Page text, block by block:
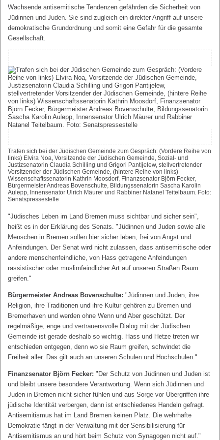
Wachsende antisemitische Tendenzen gefährden die Sicherheit von
Jüdinnen und Juden. Sie sind zugleich ein direkter Angriff auf unsere
demokratische Grundordnung und somit eine Gefahr für die gesamte
Gesellschaft.
Trafen sich bei der Jüdischen Gemeinde zum Gespräch: (Vordere Reihe von
links) Elvira Noa, Vorsitzende der Jüdischen Gemeinde, Sozial- und
Justizsenatorin Claudia Schilling und Grigori Pantijelew, stellvertretender
Vorsitzender der Jüdischen Gemeinde, (hintere Reihe von links)
Wissenschaftssenatorin Kathrin Moosdorf, Finanzsenator Björn Fecker,
Bürgermeister Andreas Bovenschulte, Bildungssenatorin Sascha Karolin
Aulepp, Innensenator Ulrich Mäurer und Rabbiner Natanel Teitelbaum. Foto:
Senatspressestelle
"Jüdisches Leben im Land Bremen muss sichtbar und sicher sein",
heißt es in der Erklärung des Senats. "Jüdinnen und Juden sowie alle
Menschen in Bremen sollen hier sicher leben, frei von Angst und
Anfeindungen. Der Senat wird nicht zulassen, dass antisemitische oder
andere menschenfeindliche, von Hass getragene Anfeindungen
rassistischer oder muslimfeindlicher Art auf unseren Straßen Raum
greifen."
Bürgermeister Andreas Bovenschulte: "Jüdinnen und Juden, ihre
Religion, ihre Traditionen und ihre Kultur gehören zu Bremen und
Bremerhaven und werden ohne Wenn und Aber geschützt. Der
regelmäßige, enge und vertrauensvolle Dialog mit der Jüdischen
Gemeinde ist gerade deshalb so wichtig. Hass und Hetze treten wir
entschieden entgegen, denn wo sie Raum greifen, schwindet die
Freiheit aller. Das gilt auch an unseren Schulen und Hochschulen."
Finanzsenator Björn Fecker: "Der Schutz von Jüdinnen und Juden ist
und bleibt unsere besondere Verantwortung. Wenn sich Jüdinnen und
Juden in Bremen nicht sicher fühlen und aus Sorge vor Übergriffen ihre
jüdische Identität verbergen, dann ist entschiedenes Handeln gefragt.
Antisemitismus hat im Land Bremen keinen Platz. Die wehrhafte
Demokratie fängt in der Verwaltung mit der Sensibilisierung für
Antisemitismus an und hört beim Schutz von Synagogen nicht auf."